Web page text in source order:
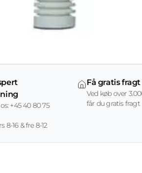
+45 40 80 75
8-16 & fre 8-12
Få gratis fragt
Ved køb over
får du gratis fragt